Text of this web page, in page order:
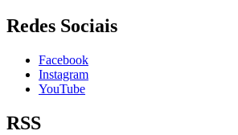
Redes Sociais
Facebook
Instagram
YouTube
RSS